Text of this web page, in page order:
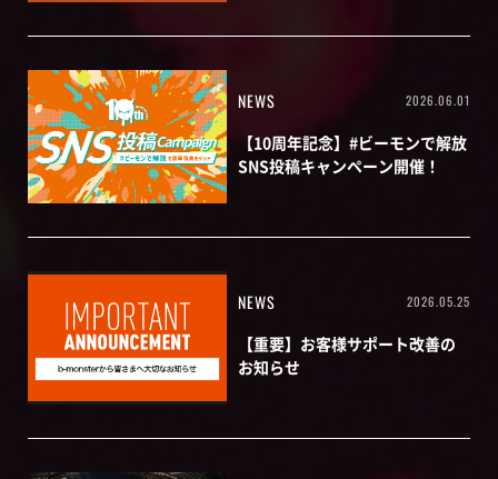
NEWS 2026.06.01
【10周年記念】#ビーモンで解放
SNS投稿キャンペーン開催！
NEWS 2026.05.25
【重要】お客様サポート改善の
お知らせ